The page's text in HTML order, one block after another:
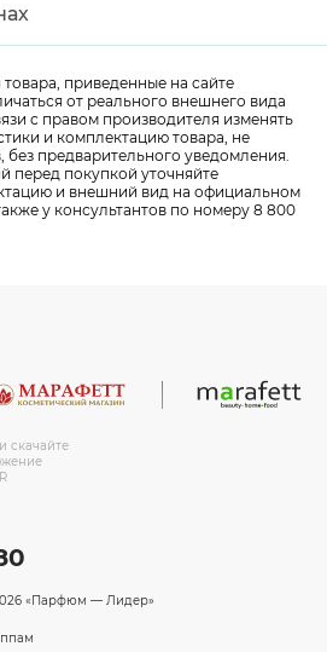
приведенные на сайте
от реального внешнего вида
с правом производителя изменять
и комплектацию товара, не
без предварительного уведомления.
перед покупкой уточняйте
и внешний вид на официальном
у консультантов по номеру 8 800
скачайте
«Парфюм — Лидер»